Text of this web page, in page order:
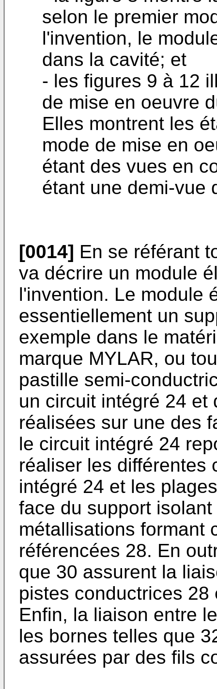
selon le premier
l'invention, le
dans la cavité; et
- les figures 9 à 12
de mise en oeuvre
Elles montrent les
mode de mise en
étant des vues en
étant une demi-vue
[0014] En se référant
va décrire un module
l'invention. Le module
essentiellement un
exemple dans le
marque MYLAR, ou
pastille semi-
un circuit intégré 24 et
réalisées sur une des
le circuit intégré 24
réaliser les différentes
intégré 24 et les
face du support
métallisations formant
référencées 28. En
que 30 assurent la
pistes conductrices
Enfin, la liaison entre
les bornes telles que
assurées par des fils